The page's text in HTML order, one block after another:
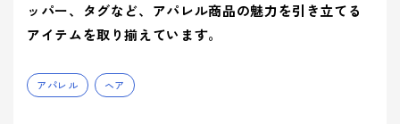
ッパー、タグなど、アパレル商品の魅力を引き立てる
アイテムを取り揃えています。
アパレル ヘア